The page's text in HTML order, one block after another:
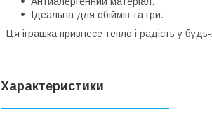
Ідеальна для обіймів та гри.
Ця іграшка привнесе тепло і радість у
Характеристики